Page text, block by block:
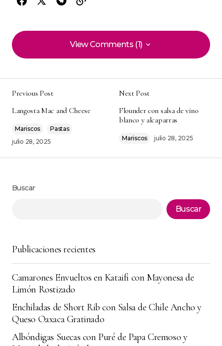
View Comments (1)
View Comments (1)
Textura y sabor impecables esta de ‘Tortellini
con espinacas’ . la receta está muy bien
explicada. súper recomendable.
octubre 2, 2025 at 1:51 am
Tu dirección de correo electrónico no será
Los campos obligatorios están
Comment*
Your Name*
Previous Post
Langosta Mac and Cheese
Mariscos
Pastas
julio 28, 2025
Next Post
Flounder con salsa de vino
blanco y alcaparras
Mariscos julio 28, 2025
Buscar
Buscar
Publicaciones recientes
Camarones Envueltos en Kataifi con Mayonesa de
Limón Rostizado
Enchiladas de Short Rib con Salsa de Chile Ancho y
Queso Oaxaca Gratinado
Albóndigas Suecas con Puré de Papa Cremoso y